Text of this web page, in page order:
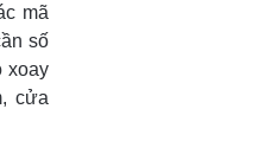
mã
số
xoay
cửa